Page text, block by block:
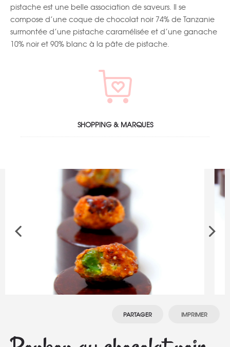
pistache est une belle association de saveurs. Il se
compose d’une coque de chocolat noir 74% de Tanzanie
surmontée d’une pistache caramélisée et d’une ganache
10% noir et 90% blanc à la pâte de pistache.
SHOPPING & MARQUES
IMPRIMER
PARTAGER